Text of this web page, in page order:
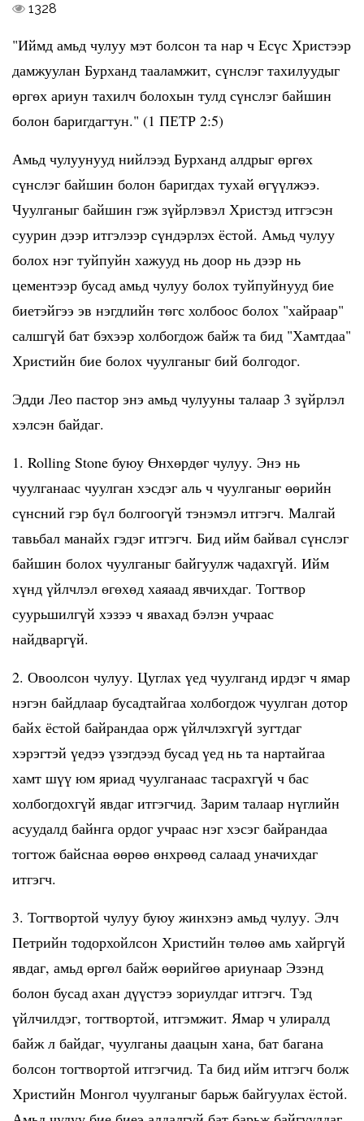
1328
"Иймд амьд чулуу мэт болсон та нар ч Есүс Христээр
дамжуулан Бурханд тааламжит, сүнслэг тахилуудыг
өргөх ариун тахилч болохын тулд сүнслэг байшин
болон баригдагтун." (1 ПЕТР 2:5)
Амьд чулуунууд нийлээд Бурханд алдрыг өргөх
сүнслэг байшин болон баригдах тухай өгүүлжээ.
Чуулганыг байшин гэж зүйрлэвэл Христэд итгэсэн
суурин дээр итгэлээр сүндэрлэх ёстой. Амьд чулуу
болох нэг туйпуйн хажууд нь доор нь дээр нь
цементээр бусад амьд чулуу болох туйпуйнууд бие
биетэйгээ эв нэгдлийн төгс холбоос болох "хайраар"
салшгүй бат бэхээр холбогдож байж та бид "Хамтдаа"
Христийн бие болох чуулганыг бий болгодог.
Эдди Лео пастор энэ амьд чулууны талаар 3 зүйрлэл
хэлсэн байдаг.
1. Rolling Stone буюу Өнхөрдөг чулуу. Энэ нь
чуулганаас чуулган хэсдэг аль ч чуулганыг өөрийн
сүнсний гэр бүл болгоогүй тэнэмэл итгэгч. Малгай
тавьбал манайх гэдэг итгэгч. Бид ийм байвал сүнслэг
байшин болох чуулганыг байгуулж чадахгүй. Ийм
хүнд үйлчлэл өгөхөд хаяаад явчихдаг. Тогтвор
суурьшилгүй хэзээ ч явахад бэлэн учраас
найдваргүй.
2. Овоолсон чулуу. Цуглах үед чуулганд ирдэг ч ямар
нэгэн байдлаар бусадтайгаа холбогдож чуулган дотор
байх ёстой байрандаа орж үйлчлэхгүй зугтдаг
хэрэгтэй үедээ үзэгдээд бусад үед нь та нартайгаа
хамт шүү юм яриад чуулганаас тасрахгүй ч бас
холбогдохгүй явдаг итгэгчид. Зарим талаар нүглийн
асуудалд байнга ордог учраас нэг хэсэг байрандаа
тогтож байснаа өөрөө өнхрөөд салаад уначихдаг
итгэгч.
3. Тогтвортой чулуу буюу жинхэнэ амьд чулуу. Элч
Петрийн тодорхойлсон Христийн төлөө амь хайргүй
явдаг, амьд өргөл байж өөрийгөө ариунаар Эзэнд
болон бусад ахан дүүстээ зориулдаг итгэгч. Тэд
үйлчилдэг, тогтвортой, итгэмжит. Ямар ч улиралд
байж л байдаг, чуулганы даацын хана, бат багана
болсон тогтвортой итгэгчид. Та бид ийм итгэгч болж
Христийн Монгол чуулганыг барьж байгуулах ёстой.